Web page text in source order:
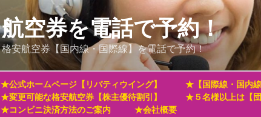
航空券を電話で予約！
格安航空券【国内線・国際線】を電話で予約！
★公式ホームページ【リバティウイング】 ★【国際線・国内
★変更可能な格安航空券【株主優待割引】
★５名様以上は【
★コンビニ決済方法のご案内
★会社概要